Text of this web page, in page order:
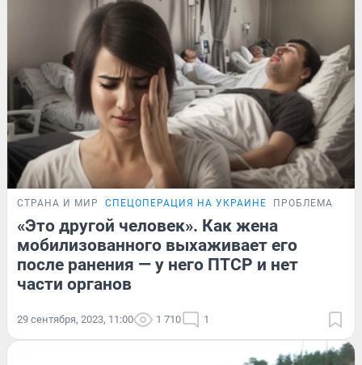
СТРАНА И МИР СПЕЦОПЕРАЦИЯ НА УКРАИНЕ ПРОБЛЕМА
«Это другой человек». Как жена
мобилизованного выхаживает его
после ранения — у него ПТСР и нет
части органов
29 сентября, 2023, 11:00 1 710 1